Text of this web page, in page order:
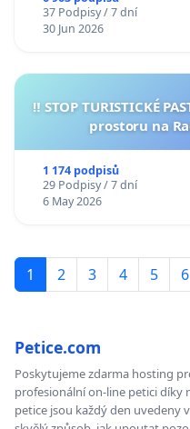
37 Podpisy / 7 dní
30 Jun 2026
‼️ STOP TURISTICKÉ
prostoru na
1 174 podpisů
29 Podpisy / 7 dní
6 May 2026
1 2 3 4 5 6
Petice.com
Poskytujeme zdarma hosting
profesionální on-line petici díky
petice jsou každý den uvedeny